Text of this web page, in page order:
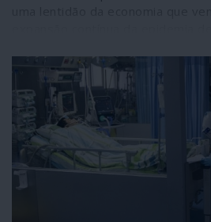
pique do preço do petróleo e das
valores.